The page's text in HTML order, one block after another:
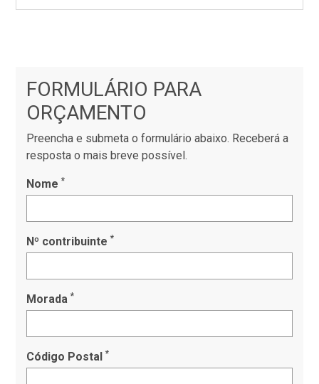
FORMULÁRIO PARA
ORÇAMENTO
Preencha e submeta o formulário abaixo. Receberá a
resposta o mais breve possível.
Nome*
Nº contribuinte*
Morada*
Código Postal*